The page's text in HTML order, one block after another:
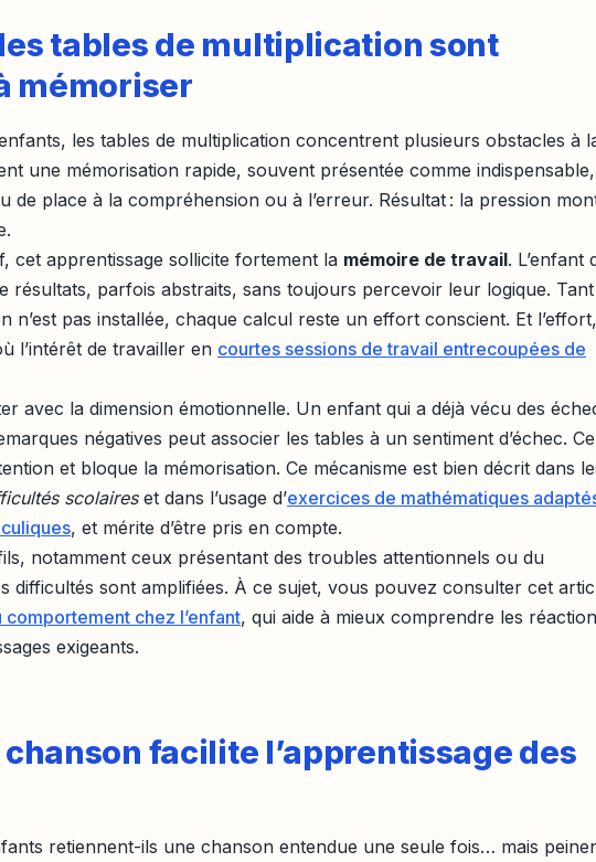
tables de multiplication sont
mémoriser
les tables de multiplication concentrent plusieurs obstacles à
une mémorisation rapide, souvent présentée comme indispensable,
de place à la compréhension ou à l’erreur. Résultat : la pression
cet apprentissage sollicite fortement la mémoire de travail. L’enfant
résultats, parfois abstraits, sans toujours percevoir leur logique. Tant
n’est pas installée, chaque calcul reste un effort conscient. Et l’effort,
l’intérêt de travailler en courtes sessions de travail entrecoupées de
avec la dimension émotionnelle. Un enfant qui a déjà vécu des
négatives peut associer les tables à un sentiment d’échec. Ce
et bloque la mémorisation. Ce mécanisme est bien décrit dans
scolaireset dans l’usage d’exercices de mathématiques
, et mérite d’être pris en compte.
notamment ceux présentant des troubles attentionnels ou du
difficultés sont amplifiées. À ce sujet, vous pouvez consulter cet
comportement chez l’enfant, qui aide à mieux comprendre les
exigeants.
chanson facilite l’apprentissage des
retiennent-ils une chanson entendue une seule fois… mais